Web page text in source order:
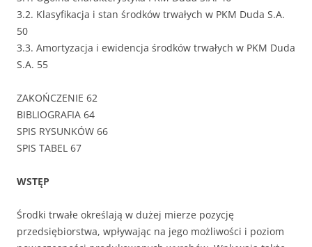
3.2. Klasyfikacja i stan środków trwałych w PKM Duda S.A.
50
3.3. Amortyzacja i ewidencja środków trwałych w PKM Duda
S.A. 55
ZAKOŃCZENIE 62
BIBLIOGRAFIA 64
SPIS RYSUNKÓW 66
SPIS TABEL 67
WSTĘP
Środki trwałe określają w dużej mierze pozycję
przedsiębiorstwa, wpływając na jego możliwości i poziom